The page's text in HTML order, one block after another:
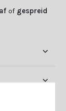
of gespreid